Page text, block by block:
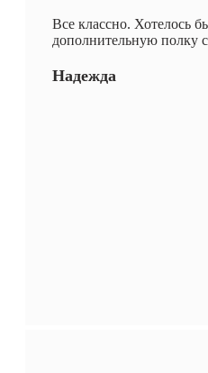
Все классно. Хотелось
дополнительную полку
Надежда